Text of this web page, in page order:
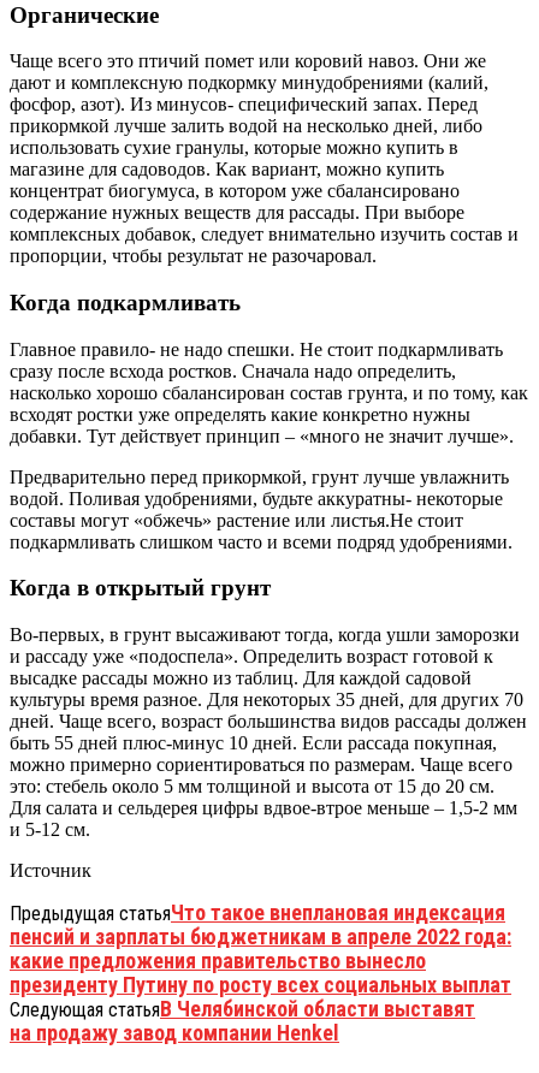
Органические
Чаще всего это птичий помет или коровий навоз. Они же
дают и комплексную подкормку минудобрениями (калий,
фосфор, азот). Из минусов- специфический запах. Перед
прикормкой лучше залить водой на несколько дней, либо
использовать сухие гранулы, которые можно купить в
магазине для садоводов. Как вариант, можно купить
концентрат биогумуса, в котором уже сбалансировано
содержание нужных веществ для рассады. При выборе
комплексных добавок, следует внимательно изучить состав и
пропорции, чтобы результат не разочаровал.
Когда подкармливать
Главное правило- не надо спешки. Не стоит подкармливать
сразу после всхода ростков. Сначала надо определить,
насколько хорошо сбалансирован состав грунта, и по тому, как
всходят ростки уже определять какие конкретно нужны
добавки. Тут действует принцип – «много не значит лучше».
Предварительно перед прикормкой, грунт лучше увлажнить
водой. Поливая удобрениями, будьте аккуратны- некоторые
составы могут «обжечь» растение или листья.Не стоит
подкармливать слишком часто и всеми подряд удобрениями.
Когда в открытый грунт
Во-первых, в грунт высаживают тогда, когда ушли заморозки
и рассаду уже «подоспела». Определить возраст готовой к
высадке рассады можно из таблиц. Для каждой садовой
культуры время разное. Для некоторых 35 дней, для других 70
дней. Чаще всего, возраст большинства видов рассады должен
быть 55 дней плюс-минус 10 дней. Если рассада покупная,
можно примерно сориентироваться по размерам. Чаще всего
это: стебель около 5 мм толщиной и высота от 15 до 20 см.
Для салата и сельдерея цифры вдвое-втрое меньше – 1,5-2 мм
и 5-12 см.
Источник
Предыдущая статьяЧто такое внеплановая индексация
пенсий и зарплаты бюджетникам в апреле 2022 года:
какие предложения правительство вынесло
президенту Путину по росту всех социальных выплат
Следующая статьяВ Челябинской области выставят
на продажу завод компании Henkel